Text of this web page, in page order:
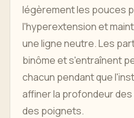
légèrement les pouces
l'hyperextension et
une ligne neutre. Les
binôme et s'entraînent
chacun pendant que
affiner la profondeur
des poignets.